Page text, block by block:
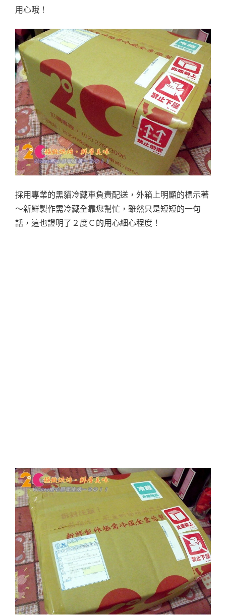
用心哦！
採用專業的黑貓冷藏車負責配送，外箱上明顯的標示著
～新鮮製作需冷藏全靠您幫忙，雖然只是短短的一句
話，這也證明了２度Ｃ的用心細心程度！